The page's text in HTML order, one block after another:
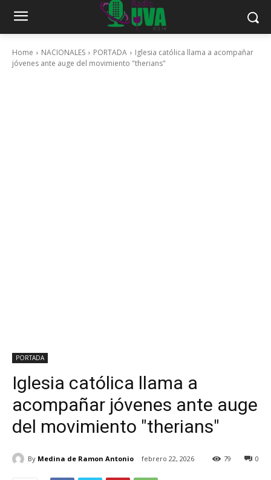
Home NACIONALES PORTADA
Iglesia católica llama a acompañar
jóvenes ante auge del movimiento "therians"
PORTADA
Iglesia católica llama a
acompañar jóvenes ante auge
del movimiento "therians"
By Medina de Ramon Antonio febrero 22, 2026 0
79